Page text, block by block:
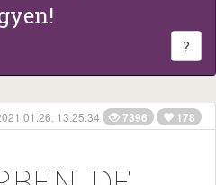
?
13:25:34 7396 178